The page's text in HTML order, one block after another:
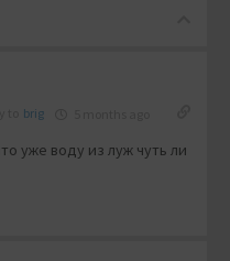
brig
уже воду из луж чуть ли